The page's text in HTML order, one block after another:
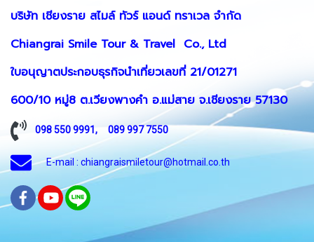
บริษัท เชียงราย สไมล์ ทัวร์ แอนด์ ทราเวล จำกัด
Chiangrai Smile Tour & Travel Co., Ltd
ใบอนุญาตประกอบธุรกิจนำเที่ยวเลขที่ 21/01271
600/10 หมู่8 ต.เวียงพางคำ อ.แม่สาย จ.เชียงราย 57130
098 550 9991 , 089 997 7550
E-mail : chiangraismiletour@hotmail.co.th